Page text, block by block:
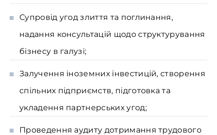
Супровід угод злиття та поглинання,
надання консультацій щодо структурування
бізнесу в галузі;
Залучення іноземних інвестицій, створення
спільних підприємств, підготовка та
укладення партнерських угод;
Проведення аудиту дотримання трудового